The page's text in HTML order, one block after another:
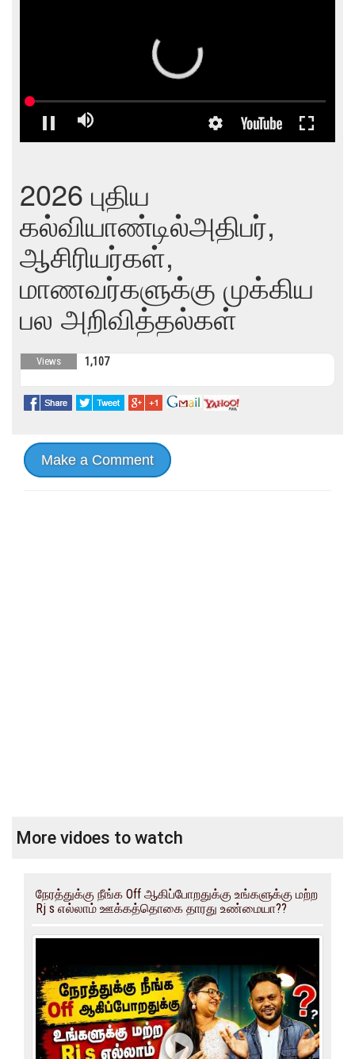
2026 புதிய
கல்வியாண்டில்அதிபர்,
ஆசிரியர்கள்,
மாணவர்களுக்கு முக்கிய
பல அறிவித்தல்கள்
Views 1,107
Make a Comment
More vidoes to watch
நேரத்துக்கு நீங்க Off ஆகிப்போறதுக்கு உங்களுக்கு மற்ற
Rj s எல்லாம் ஊக்கத்தொகை தாரது உண்மையா??